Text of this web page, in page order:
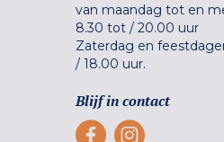
van maandag tot en
8.30 tot / 20.00 uur
Zaterdag en
/ 18.00 uur.
Blijf in contact